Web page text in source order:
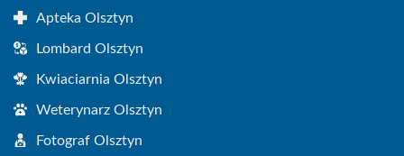
Apteka Olsztyn
Lombard Olsztyn
Kwiaciarnia Olsztyn
Weterynarz Olsztyn
Fotograf Olsztyn